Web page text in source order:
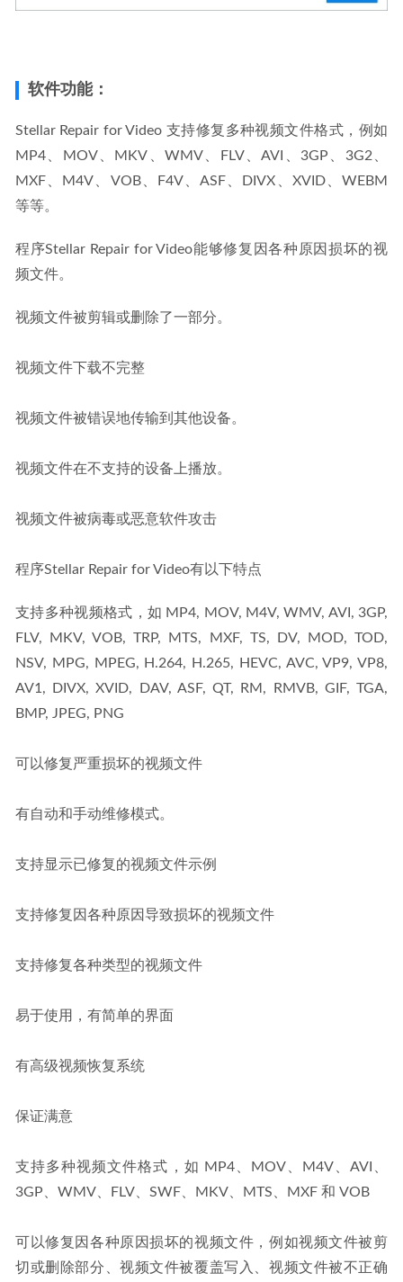
软件功能：
Stellar Repair for Video 支持修复多种视频文件格式，例如
MP4、MOV、MKV、WMV、FLV、AVI、3GP、3G2、
MXF、M4V、VOB、F4V、ASF、DIVX、XVID、WEBM
等等。
程序Stellar Repair for Video能够修复因各种原因损坏的视
频文件。
视频文件被剪辑或删除了一部分。
视频文件下载不完整
视频文件被错误地传输到其他设备。
视频文件在不支持的设备上播放。
视频文件被病毒或恶意软件攻击
程序Stellar Repair for Video有以下特点
支持多种视频格式，如 MP4, MOV, M4V, WMV, AVI, 3GP,
FLV, MKV, VOB, TRP, MTS, MXF, TS, DV, MOD, TOD,
NSV, MPG, MPEG, H.264, H.265, HEVC, AVC, VP9, VP8,
AV1, DIVX, XVID, DAV, ASF, QT, RM, RMVB, GIF, TGA,
BMP, JPEG, PNG
可以修复严重损坏的视频文件
有自动和手动维修模式。
支持显示已修复的视频文件示例
支持修复因各种原因导致损坏的视频文件
支持修复各种类型的视频文件
易于使用，有简单的界面
有高级视频恢复系统
保证满意
支持多种视频文件格式，如 MP4、MOV、M4V、AVI、
3GP、WMV、FLV、SWF、MKV、MTS、MXF 和 VOB
可以修复因各种原因损坏的视频文件，例如视频文件被剪
切或删除部分、视频文件被覆盖写入、视频文件被不正确